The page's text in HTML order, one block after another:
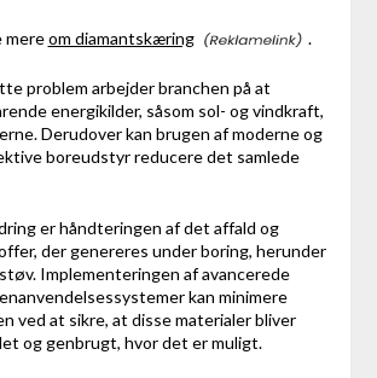
mereom diamantskæring .
problem arbejder branchen på at
energikilder, såsom sol- og vindkraft,
Derudover kan brugen af moderne og
boreudstyr reducere det samlede
er håndteringen af det affald og
der genereres under boring, herunder
Implementeringen af avancerede
kan minimere
ved at sikre, at disse materialer bliver
og genbrugt, hvor det er muligt.